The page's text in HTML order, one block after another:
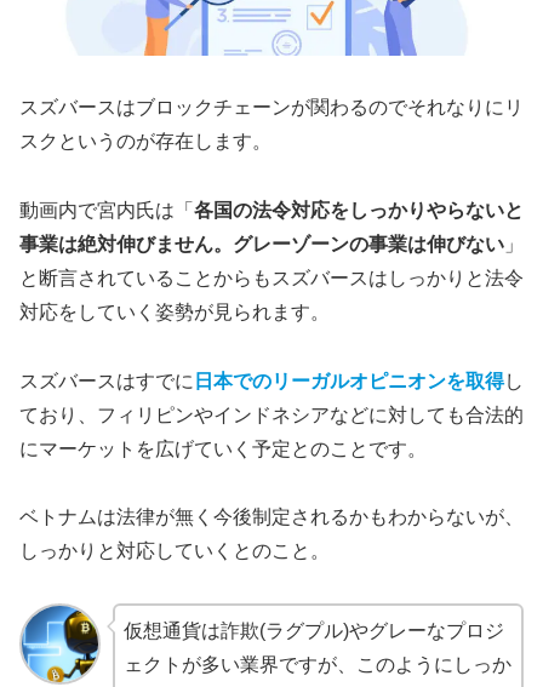
スズバースはブロックチェーンが関わるのでそれなりにリ
スクというのが存在します。
動画内で宮内氏は「 各国の法令対応をしっかりやらないと
事業は絶対伸びません。グレーゾーンの事業は伸びない 」
と断言されていることからもスズバースはしっかりと法令
対応をしていく姿勢が見られます。
スズバースはすでに 日本でのリーガルオピニオンを取得し
ており、フィリピンやインドネシアなどに対しても合法的
にマーケットを広げていく予定とのことです。
ベトナムは法律が無く今後制定されるかもわからないが、
しっかりと対応していくとのこと。
仮想通貨は詐欺(ラグプル)やグレーなプロジ
ェクトが多い業界ですが、このようにしっか